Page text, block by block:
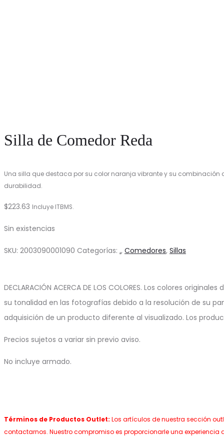
Silla de Comedor Reda
Una silla que destaca por su color naranja vibrante y su
durabilidad.
$223.63 Incluye ITBMS.
Sin existencias
SKU: 2003090001090 Categorías: ., Comedores, Sillas
DECLARACIÓN ACERCA DE LOS COLORES. Los colores
su tonalidad en las fotografías debido a la resolución de su
adquisición de un producto diferente al visualizado. Los
Precios sujetos a variar sin previo aviso.
No incluye armado.
Términos de Productos Outlet: Los artículos de nuestra sección
contactarnos. Nuestro compromiso es proporcionarle una